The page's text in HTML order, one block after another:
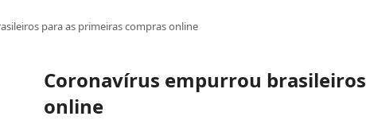
para as primeiras compras online
Coronavírus empurrou
online